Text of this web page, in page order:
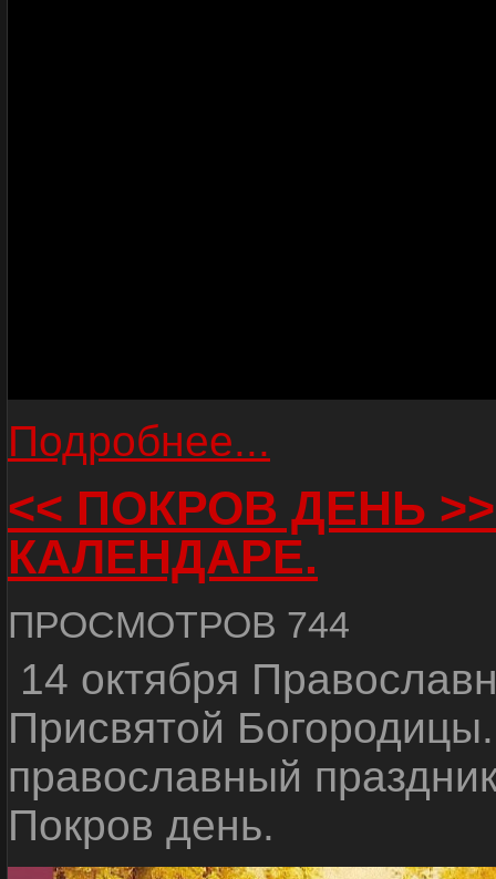
Подробнее...
<< ПОКРОВ ДЕНЬ
КАЛЕНДАРЕ.
ПРОСМОТРОВ 744
14 октября
Присвятой
православный
Покров день.